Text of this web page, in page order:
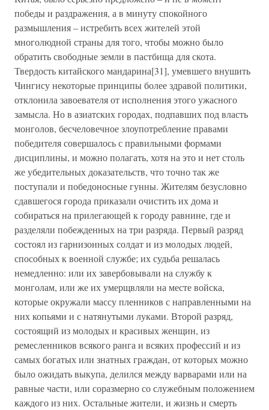
победы и раздражения, а в минуту спокойного
размышления – истребить всех жителей этой
многолюдной страны для того, чтобы можно было
обратить свободные земли в пастбища для скота.
Твердость китайского мандарина[31], умевшего внушить
Чингису некоторые принципы более здравой политики,
отклонила завоевателя от исполнения этого ужасного
замысла. Но в азиатских городах, подпавших под власть
монголов, бесчеловечное злоупотребление правами
победителя совершалось с правильными формами
дисциплины, и можно полагать, хотя на это и нет столь
же убедительных доказательств, что точно так же
поступали и победоносные гунны. Жителям безусловно
сдавшегося города приказали очистить их дома и
собираться на прилегающей к городу равнине, где и
разделяли побежденных на три разряда. Первый разряд
состоял из гарнизонных солдат и из молодых людей,
способных к военной службе; их судьба решалась
немедленно: или их завербовывали на службу к
монголам, или же их умерщвляли на месте войска,
которые окружали массу пленников с направленными на
них копьями и с натянутыми луками. Второй разряд,
состоящий из молодых и красивых женщин, из
ремесленников всякого ранга и всяких профессий и из
самых богатых или знатных граждан, от которых можно
было ожидать выкупа, делился между варварами или на
равные части, или соразмерно со служебным положением
каждого из них. Остальные жители, и жизнь и смерть